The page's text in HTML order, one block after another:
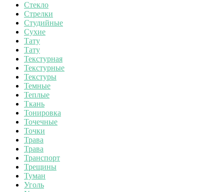
Стекло
Стрелки
Студийные
Сухие
Тату
Тату
Текстурная
Текстурные
Текстуры
Темные
Теплые
Ткань
Тонировка
Точечные
Точки
Трава
Трава
Транспорт
Трещины
Туман
Уголь